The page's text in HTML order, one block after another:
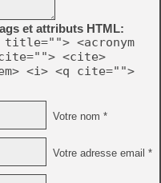
et attributs HTML:
<acronym
<cite>
<i> <q cite="">
Votre nom *
Votre adresse email *